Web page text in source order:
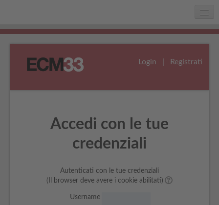
Home
Assistenza
Login Registrati
Accedi con le tue
credenziali
Autenticati con le tue credenziali
(Il browser deve avere i cookie abilitati)
Username